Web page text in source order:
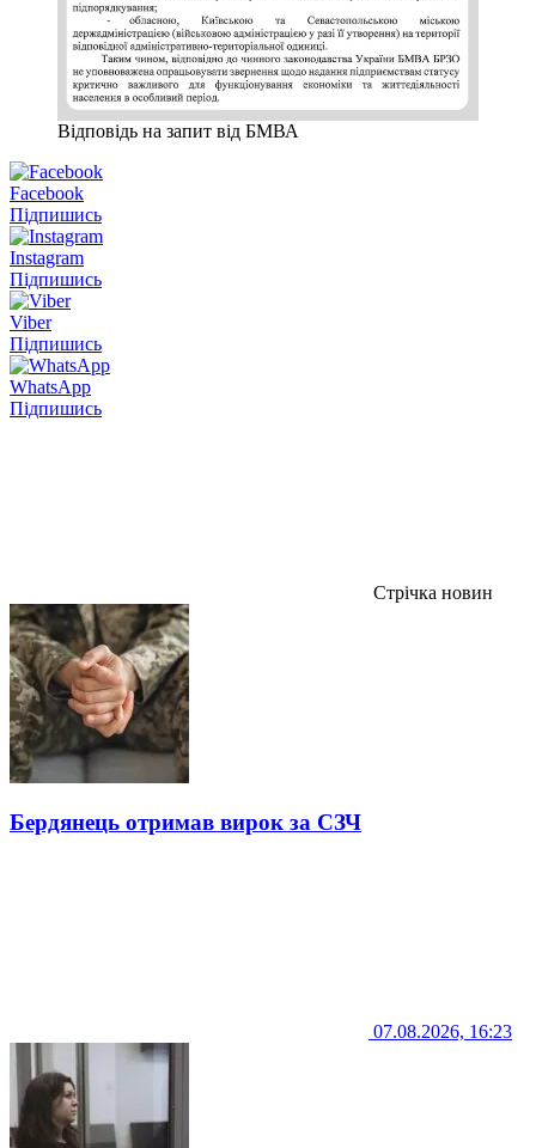
Відповідь на запит від БМВА
Facebook
Підпишись
Instagram
Підпишись
Viber
Підпишись
WhatsApp
Підпишись
Стрічка новин
Бердянець отримав вирок за СЗЧ
07.08.2026, 16:23